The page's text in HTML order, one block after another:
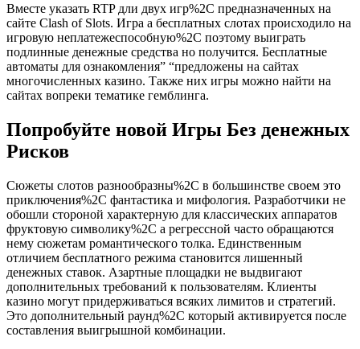
Вместе указать RTP дли двух игр%2C предназначенных на
сайте Clash of Slots. Игра а бесплатных слотах происходило на
игровую неплатежеспособную%2C поэтому выиграть
подлинные денежные средства но получится. Бесплатные
автоматы для ознакомления” “предложены на сайтах
многочисленных казино. Также них игры можно найти на
сайтах вопреки тематике гемблинга.
Попробуйте новой Игры Без денежных
Рисков
Сюжеты слотов разнообразны%2C в большинстве своем это
приключения%2C фантастика и мифология. Разработчики не
обошли стороной характерную для классических аппаратов
фруктовую символику%2C а регрессной часто обращаются
нему сюжетам романтического толка. Единственным
отличием бесплатного режима становится лишенный
денежных ставок. Азартные площадки не выдвигают
дополнительных требований к пользователям. Клиенты
казино могут придерживаться всяких лимитов и стратегий.
Это дополнительный раунд%2C который активируется после
составления выигрышной комбинации.